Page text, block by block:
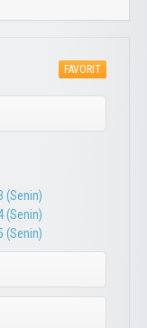
FAVORIT